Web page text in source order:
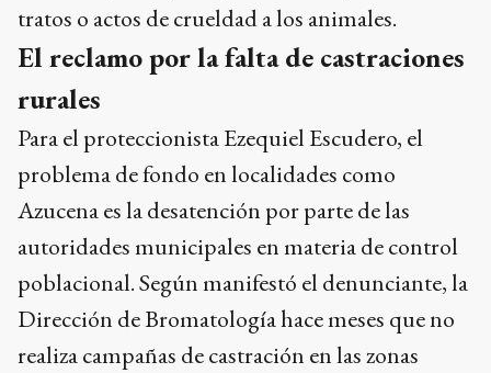
tratos o actos de crueldad a los animales.
El reclamo por la falta de castraciones
rurales
Para el proteccionista Ezequiel Escudero, el
problema de fondo en localidades como
Azucena es la desatención por parte de las
autoridades municipales en materia de control
poblacional. Según manifestó el denunciante, la
Dirección de Bromatología hace meses que no
realiza campañas de castración en las zonas